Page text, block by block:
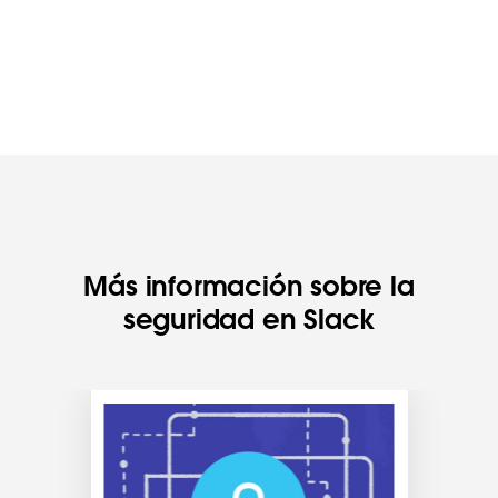
Más información sobre la
seguridad en Slack